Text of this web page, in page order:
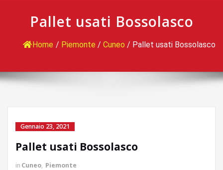
Pallet usati Bossolasco
Home / Piemonte / Cuneo / Pallet usati Bossolasco
Gennaio 23, 2021
Pallet usati Bossolasco
in Cuneo, Piemonte